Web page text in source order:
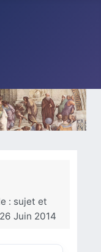
: sujet et
Juin 2014